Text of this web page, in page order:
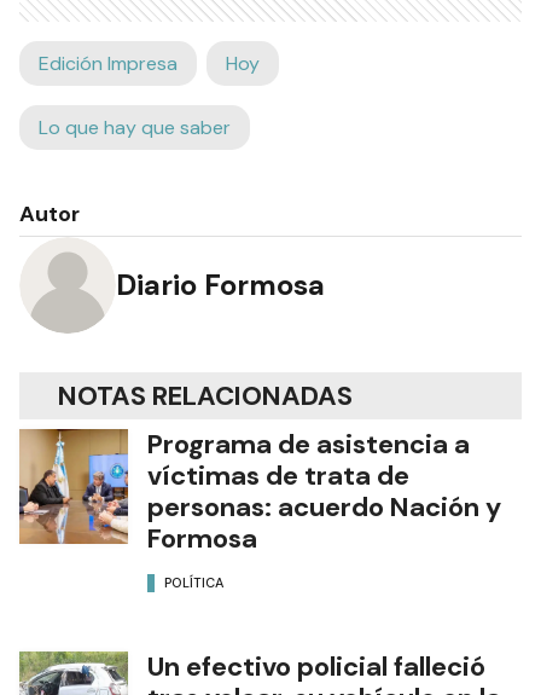
Edición Impresa Hoy
Lo que hay que saber
Autor
Diario Formosa
NOTAS RELACIONADAS
Programa de asistencia a
víctimas de trata de
personas: acuerdo Nación y
Formosa
POLÍTICA
Un efectivo policial falleció